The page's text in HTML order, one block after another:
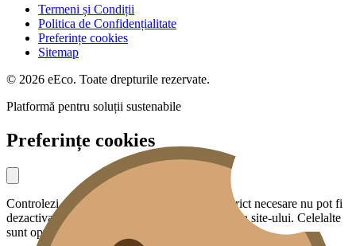
Termeni și Condiții
Politica de Confidențialitate
Preferințe cookies
Sitemap
© 2026 eEco. Toate drepturile rezervate.
Platformă pentru soluții sustenabile
Preferințe cookies
Controlezi ce date partajezi cu noi. Cookies strict necesare nu pot fi
dezactivate — sunt esențiale pentru funcționarea site-ului. Celelalte
sunt opționale.